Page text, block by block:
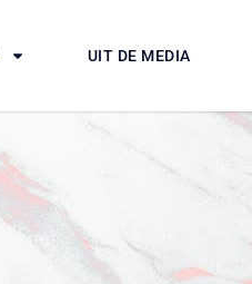
UIT DE MEDIA